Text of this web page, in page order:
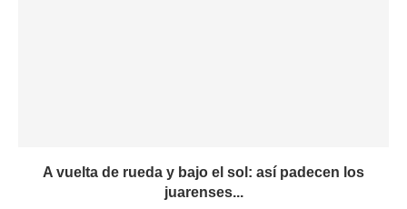
A vuelta de rueda y bajo el sol: así padecen los
juarenses...